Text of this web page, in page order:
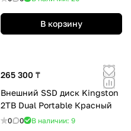
В корзину
265 300 ₸
Внешний SSD диск Kingston
2TB Dual Portable Красный
0 0 В наличии: 9